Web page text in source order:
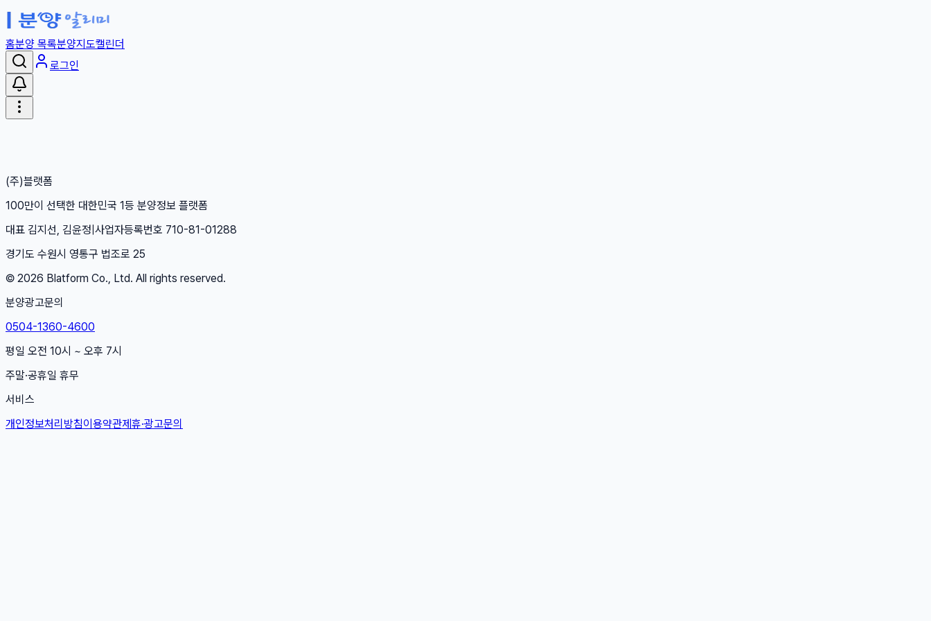
홈분양 목록분양지도캘린더
로그인
(주)블랫폼
100만이 선택한 대한민국 1등 분양정보 플랫폼
대표 김지선, 김윤정 사업자등록번호 710-81-01288
경기도 수원시 영통구 법조로 25
© 2026 Blatform Co., Ltd. All rights reserved.
분양광고문의
0504-1360-4600
평일 오전 10시 ~ 오후 7시
주말·공휴일 휴무
서비스
개인정보처리방침이용약관제휴·광고문의